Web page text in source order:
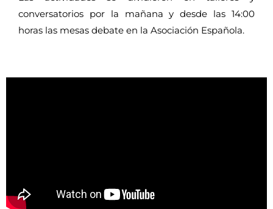
conversatorios por la mañana y desde las 14:00
horas las mesas debate en la Asociación Española.